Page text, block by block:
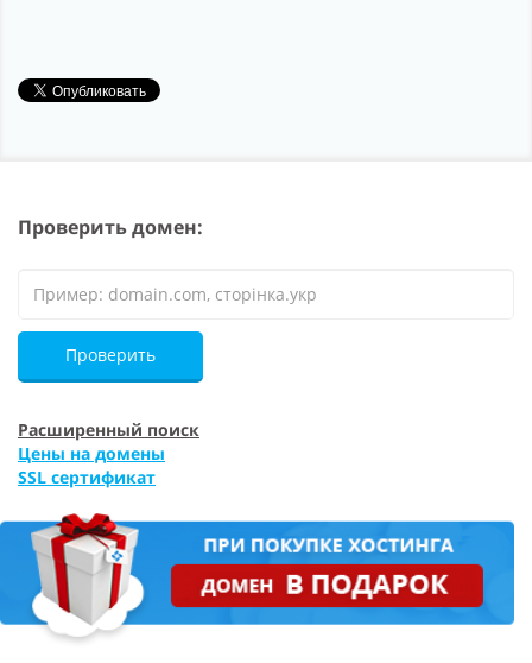
Проверить домен:
Проверить
Расширенный поиск
Цены на домены
SSL сертификат